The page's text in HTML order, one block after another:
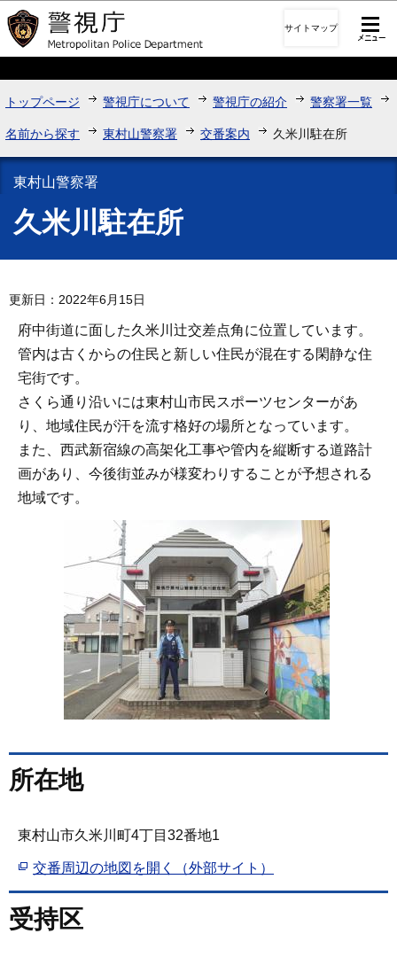
このページの本文へ移動
サイトマップ
トップページ 警視庁について 警視庁の紹介 警察署一覧
名前から探す 東村山警察署 交番案内 久米川駐在所
東村山警察署
久米川駐在所
更新日：2022年6月15日
府中街道に面した久米川辻交差点角に位置しています。
管内は古くからの住民と新しい住民が混在する閑静な住
宅街です。
さくら通り沿いには東村山市民スポーツセンターがあ
り、地域住民が汗を流す格好の場所となっています。
また、西武新宿線の高架化工事や管内を縦断する道路計
画があり、今後街並みが様変わりすることが予想される
地域です。
所在地
東村山市久米川町4丁目32番地1
交番周辺の地図を開く（外部サイト）
受持区